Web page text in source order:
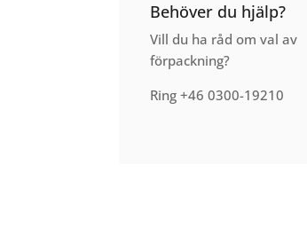
Behöver du hjälp?
Vill du ha råd om val av
förpackning?
Ring +46 0300-19210